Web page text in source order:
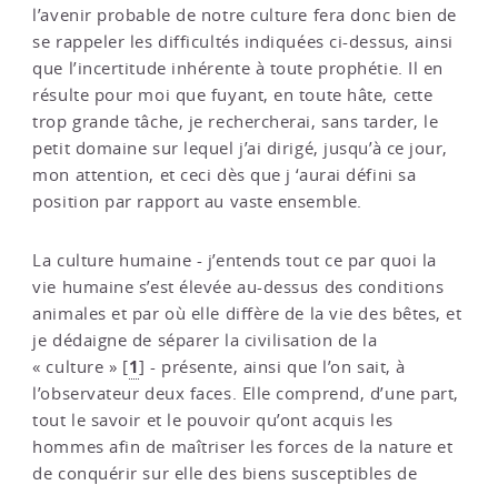
l’avenir probable de notre culture fera donc bien de
se rappeler les difficultés indiquées ci-dessus, ainsi
que l’incertitude inhérente à toute prophétie. Il en
résulte pour moi que fuyant, en toute hâte, cette
trop grande tâche, je rechercherai, sans tarder, le
petit domaine sur lequel j’ai dirigé, jusqu’à ce jour,
mon attention, et ceci dès que j ‘aurai défini sa
position par rapport au vaste ensemble.
La culture humaine - j’entends tout ce par quoi la
vie humaine s’est élevée au-dessus des conditions
animales et par où elle diffère de la vie des bêtes, et
je dédaigne de séparer la civilisation de la
« culture » [1] - présente, ainsi que l’on sait, à
l’observateur deux faces. Elle comprend, d’une part,
tout le savoir et le pouvoir qu’ont acquis les
hommes afin de maîtriser les forces de la nature et
de conquérir sur elle des biens susceptibles de